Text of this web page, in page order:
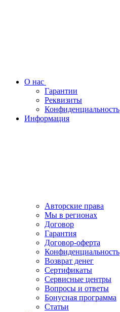
О нас
Гарантии
Реквизиты
Конфиденциальность
Информация
Авторские права
Мы в регионах
Договор
Гарантия
Договор-оферта
Конфиденциальность
Возврат денег
Сертификаты
Сервисные центры
Вопросы и ответы
Бонусная программа
Статьи